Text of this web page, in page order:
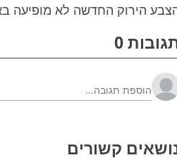
הירוק החדשה לא מופיעה
0
קשורים